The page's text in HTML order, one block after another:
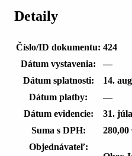
Detaily
Číslo/ID dokumentu: 424
Dátum vystavenia:
—
Dátum splatnosti:
14.
Dátum platby:
—
Dátum evidencie:
31.
Suma s DPH:
280,00
Objednávateľ: